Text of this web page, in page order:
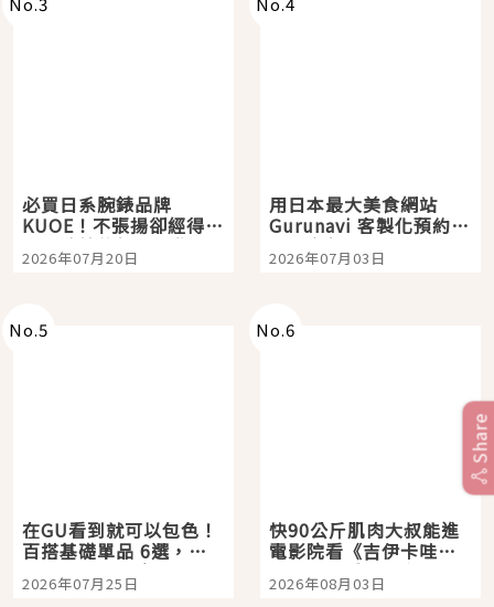
必買日系腕錶品牌
KUOE！不張揚卻經得起
時間洗鍊的經典之作五
選
2026年07月20日
用日本最大美食網站
Gurunavi 客製化預約九
大都市餐廳，打造專屬
美食體驗！
2026年07月03日
No.5
在GU看到就可以包色！
百搭基礎單品 6選，閉
眼全收也不心疼
2026年07月25日
No.6
快90公斤肌肉大叔能進
電影院看《吉伊卡哇》
嗎？日本重金屬樂團
「打首」會長與nagano
2026年08月03日
Share